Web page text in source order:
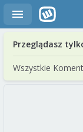
Przeglądasz
Wszystkie